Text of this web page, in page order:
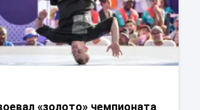
«золото» чемпионата